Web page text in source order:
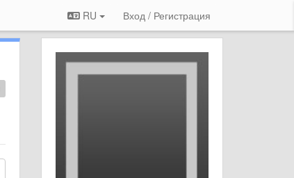
RU Вход / Регистрация